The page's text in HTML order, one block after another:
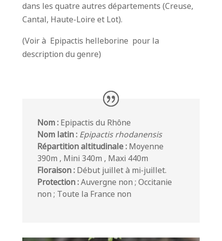
dans les quatre autres départements (Creuse,
Cantal, Haute-Loire et Lot).
(Voir à Epipactis helleborine pour la
description du genre)
Nom : Epipactis du Rhône
Nom latin : Epipactis rhodanensis
Répartition altitudinale :Moyenne
390m , Mini 340m , Maxi 440m
Floraison :Début juillet à mi-juillet.
Protection :Auvergne non ; Occitanie
non ; Toute la France non